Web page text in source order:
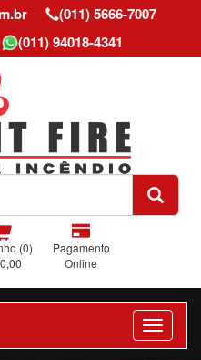
(011) 5666-7007
(011) 94018-4341
(0)
Pagamento
Online